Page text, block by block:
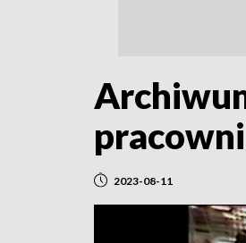
2023-08-11